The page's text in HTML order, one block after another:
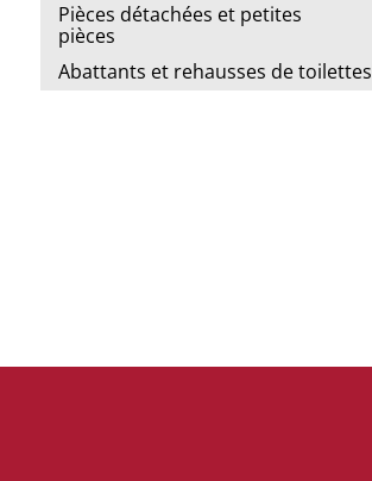
Pièces détachées et petites
pièces
Abattants et rehausses de toilettes